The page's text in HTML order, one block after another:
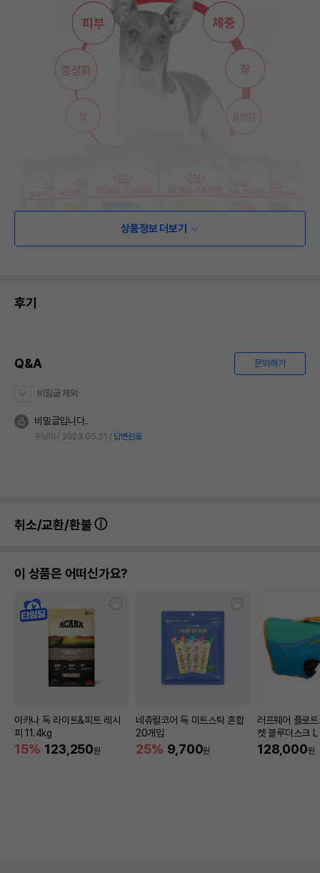
상품정보 더보기
후기
Q&A 문의하기
비밀글 제외
비밀글입니다.
우냥이 2023.05.31 답변완료
취소/교환/환불
이 상품은 어떠신가요?
아카나 독 라이트&피트 레시
피 11.4kg
15% 123,250원
네츄럴코어 독 미트스틱 혼합
20개입
25% 9,700원
러프웨어 플로트코트 라이프자
켓 블루더스크 L
128,000원